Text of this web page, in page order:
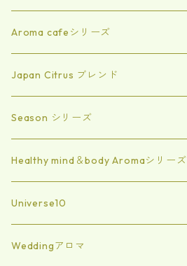
Aroma cafeシリーズ
Japan Citrus ブレンド
Season シリーズ
Summer
spring
Autumn
Healthy mind＆body Aromaシリーズ
Universe10
Weddingアロマ